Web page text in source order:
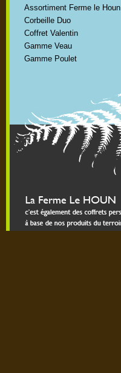
Assortiment Ferme le Houn
Corbeille Duo
Coffret Valentin
Gamme Veau
Gamme Poulet